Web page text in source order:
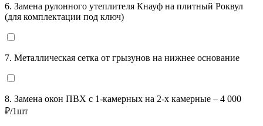
6. Замена рулонного утеплителя Кнауф на плитный Роквул
(для комплектации под ключ)
7. Металлическая сетка от грызунов на нижнее основание
8. Замена окон ПВХ с 1-камерных на 2-х камерные – 4 000
₽/1шт